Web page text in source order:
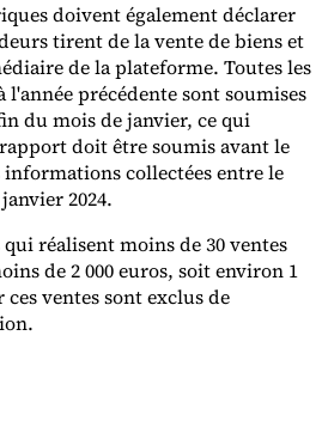
doivent également déclarer
tirent de la vente de biens et
de la plateforme. Toutes les
précédente sont soumises
du mois de janvier, ce qui
doit être soumis avant le
informations collectées entre le
2024.
réalisent moins de 30 ventes
de 2 000 euros, soit environ 1
ventes sont exclus de